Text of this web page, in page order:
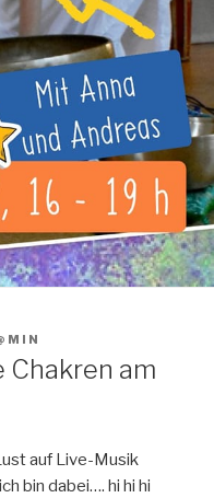
Chakren am
auf Live-Musik
bin dabei…. hi hi hi